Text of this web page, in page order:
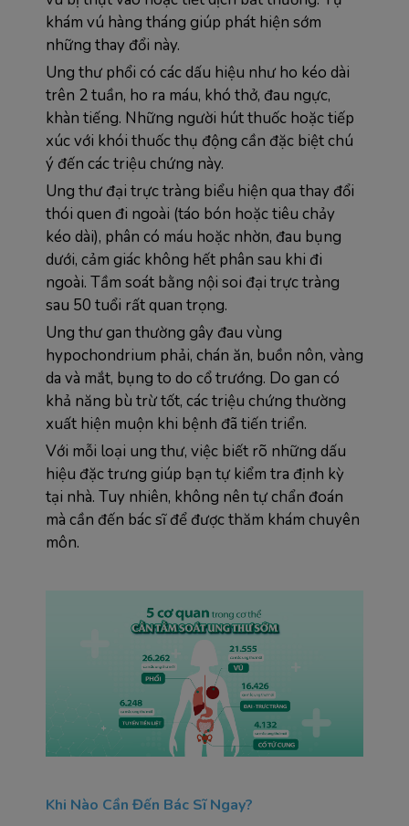
khám vú hàng tháng giúp phát hiện sớm
những thay đổi này.
Ung thư phổi có các dấu hiệu như ho kéo dài
trên 2 tuần, ho ra máu, khó thở, đau ngực,
khàn tiếng. Những người hút thuốc hoặc tiếp
xúc với khói thuốc thụ động cần đặc biệt chú
ý đến các triệu chứng này.
Ung thư đại trực tràng biểu hiện qua thay đổi
thói quen đi ngoài (táo bón hoặc tiêu chảy
kéo dài), phân có máu hoặc nhờn, đau bụng
dưới, cảm giác không hết phân sau khi đi
ngoài. Tầm soát bằng nội soi đại trực tràng
sau 50 tuổi rất quan trọng.
Ung thư gan thường gây đau vùng
hypochondrium phải, chán ăn, buồn nôn, vàng
da và mắt, bụng to do cổ trướng. Do gan có
khả năng bù trừ tốt, các triệu chứng thường
xuất hiện muộn khi bệnh đã tiến triển.
Với mỗi loại ung thư, việc biết rõ những dấu
hiệu đặc trưng giúp bạn tự kiểm tra định kỳ
tại nhà. Tuy nhiên, không nên tự chẩn đoán
mà cần đến bác sĩ để được thăm khám chuyên
môn.
Khi Nào Cần Đến Bác Sĩ Ngay?